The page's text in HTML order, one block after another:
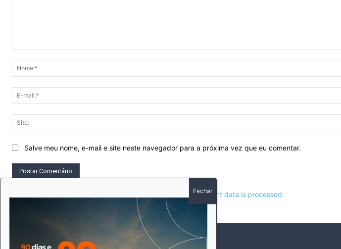
Salve meu nome, e-mail e site neste navegador para a próxima vez que eu comentar.
Learn how your comment data is processed.